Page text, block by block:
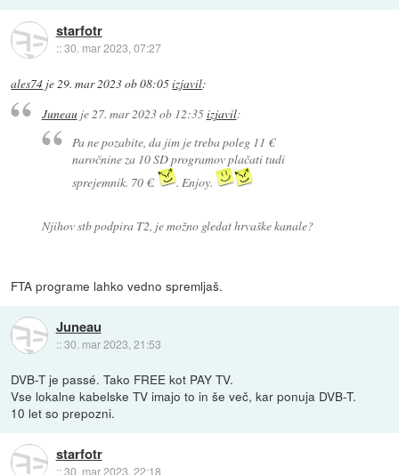
starfotr
::30. mar 2023, 07:27
ales74 je29. mar 2023 ob 08:05izjavil:
Juneauje 27. mar 2023 ob 12:35izjavil:
Pa ne pozabite, da jim je treba poleg 11 €
naročnine za 10 SD programov plačati tudi
sprejemnik. 70 €.
. Enjoy.
Njihov stb podpira T2, je možno gledat hrvaške kanale?
FTA programe lahko vedno spremljaš.
Juneau
::30. mar 2023, 21:53
DVB-T je passé. Tako FREE kot PAY TV.
Vse lokalne kabelske TV imajo to in še več, kar ponuja DVB-T.
10 let so prepozni.
starfotr
::30. mar 2023, 22:18